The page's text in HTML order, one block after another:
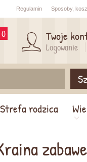
Regulamin Sposoby,
0 Twoje
Logowanie
Strefa rodzica